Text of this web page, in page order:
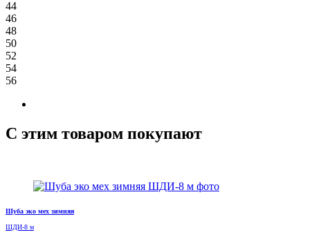
44
46
48
50
52
54
56
С этим товаром покупают
Шуба эко мех зимняя
ШДИ-8 м